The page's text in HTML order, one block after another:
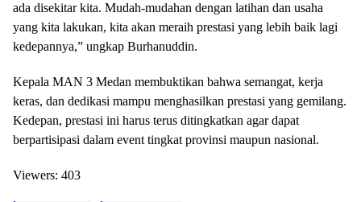
ada disekitar kita. Mudah-mudahan dengan latihan dan usaha
yang kita lakukan, kita akan meraih prestasi yang lebih baik lagi
kedepannya,” ungkap Burhanuddin.
Kepala MAN 3 Medan membuktikan bahwa semangat, kerja
keras, dan dedikasi mampu menghasilkan prestasi yang gemilang.
Kedepan, prestasi ini harus terus ditingkatkan agar dapat
berpartisipasi dalam event tingkat provinsi maupun nasional.
Viewers: 403